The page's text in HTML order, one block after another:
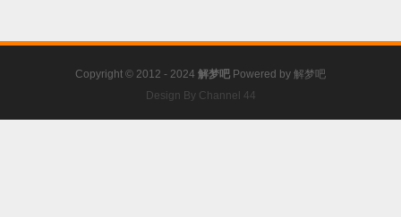
Copyright © 2012 - 2024 解梦吧 Powered by 解梦吧
Design By Channel 44